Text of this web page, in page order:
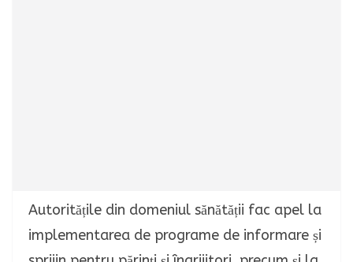
Autoritățile din domeniul sănătății fac apel la
implementarea de programe de informare și